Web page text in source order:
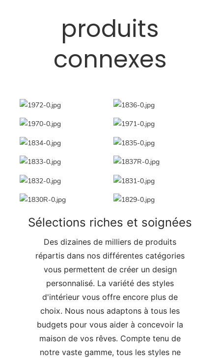
produits
connexes
Sélections riches et soignées
Des dizaines de milliers de produits
répartis dans nos différentes catégories
vous permettent de créer un design
personnalisé. La variété des styles
d'intérieur vous offre encore plus de
choix. Nous nous adaptons à tous les
budgets pour vous aider à concevoir la
maison de vos rêves. Compte tenu de
notre vaste gamme, tous les styles ne